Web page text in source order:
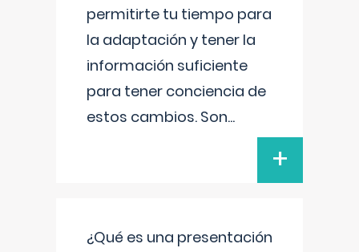
permitirte tu tiempo para
la adaptación y tener la
información suficiente
para tener conciencia de
estos cambios. Son...
+
¿Qué es una presentación